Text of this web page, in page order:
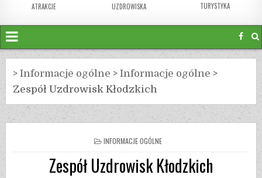
ATRAKCJE UZDROWISKA TURYSTYKA
>Informacje ogólne >Informacje ogólne >
Zespół Uzdrowisk Kłodzkich
INFORMACJE OGÓLNE
Zespół Uzdrowisk Kłodzkich